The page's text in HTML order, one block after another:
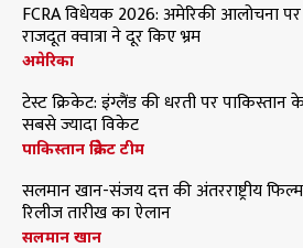
FCRA विधेयक 2026: अमेरिकी आलोचना पर
राजदूत क्वात्रा ने दूर किए भ्रम
अमेरिका
टेस्ट क्रिकेट: इंग्लैंड की धरती पर
सबसे ज्यादा विकेट
पाकिस्तान क्रिकेट टीम
सलमान खान-संजय दत्त की अंतरराष्ट्रीय
रिलीज तारीख का ऐलान
सलमान खान